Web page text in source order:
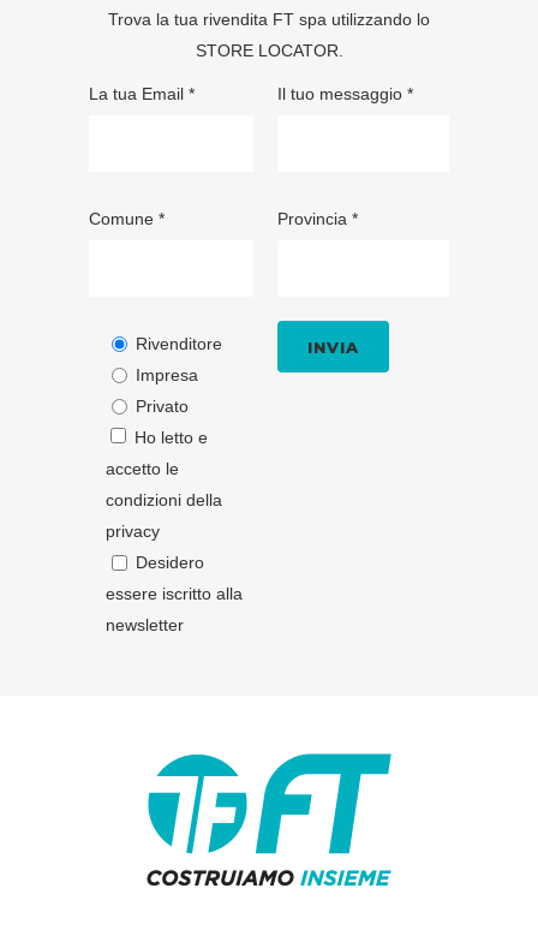
Trova la tua rivendita FT spa utilizzando lo
STORE LOCATOR
La tua Email *
Comune *
Rivenditore
Impresa
Privato
Ho letto e
accetto le
condizioni della
privacy
Desidero
essere iscritto alla
newsletter
Il tuo messaggio *
Provincia *